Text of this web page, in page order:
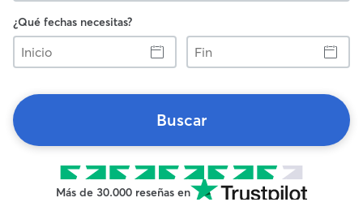
¿Qué fechas necesitas?
Inicio
Fin
Buscar
Más de 30.000 reseñas en